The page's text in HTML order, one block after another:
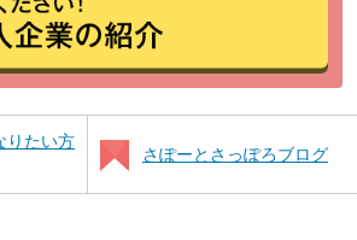
りたい方
さぽーとさっぽろブログ